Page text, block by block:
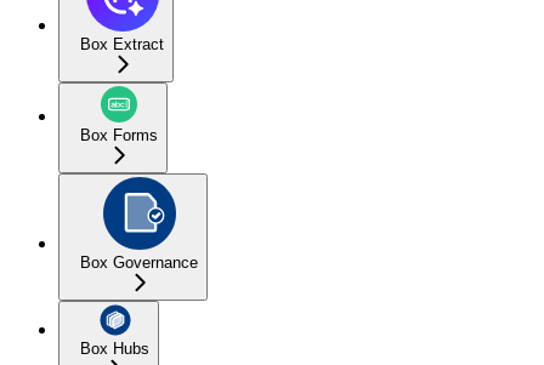
Box Extract
Box Forms
Box Governance
Box Hubs